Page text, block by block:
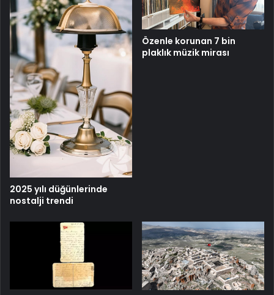
2025 yılı düğünlerinde
nostalji trendi
Özenle korunan 7 bin
plaklık müzik mirası